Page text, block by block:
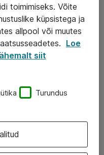
toimimiseks. Võite
küpsistega ja
allpool või muutes
Loe
siit
Turundus